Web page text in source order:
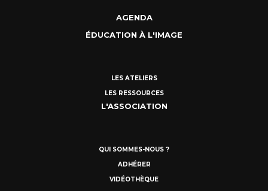
AGENDA
ÉDUCATION À L'IMAGE
LES ATELIERS
LES RESSOURCES
L'ASSOCIATION
QUI SOMMES-NOUS ?
ADHÉRER
VIDÉOTHÈQUE